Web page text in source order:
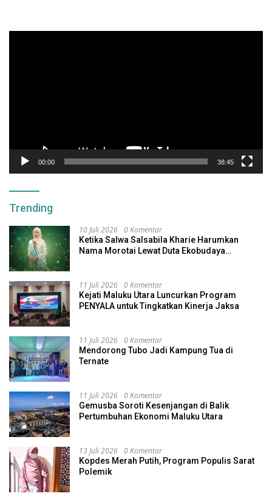
00:00 38:45
Trending
10 Juli 2026 0 Komentar
Ketika Salwa Salsabila Kharie Harumkan
Nama Morotai Lewat Duta Ekobudaya
11 Juli 2026 0 Komentar
Kejati Maluku Utara Luncurkan Program
PENYALA untuk Tingkatkan Kinerja Jaksa
11 Juli 2026 0 Komentar
Mendorong Tubo Jadi Kampung Tua di
Ternate
11 Juli 2026 0 Komentar
Gemusba Soroti Kesenjangan di Balik
Pertumbuhan Ekonomi Maluku Utara
13 Juli 2026 0 Komentar
Kopdes Merah Putih, Program Populis Sarat
Polemik